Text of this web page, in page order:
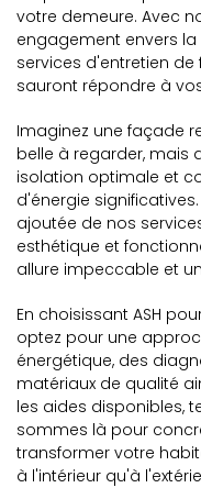
votre demeure. Avec
engagement envers
services d'entretien
sauront répondre à
Imaginez une façade
belle à regarder, mais
isolation optimale et
d'énergie
ajoutée de nos
esthétique et
allure impeccable et
En choisissant ASH
optez pour une
énergétique, des
matériaux de qualité
les aides disponibles,
sommes là pour
transformer votre
à l'intérieur qu'à